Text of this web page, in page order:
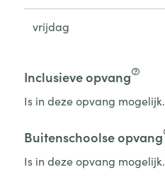
vrijdag
Inclusieve opvang
Is in deze opvang mogelijk.
Buitenschoolse opvang
Is in deze opvang mogelijk.